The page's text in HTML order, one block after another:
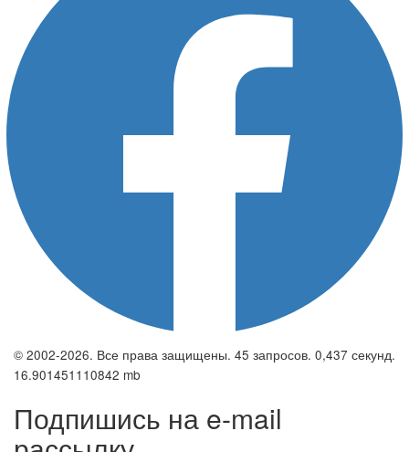
© 2002-2026. Все права защищены. 45 запросов. 0,437 секунд.
16.901451110842 mb
Подпишись на e-mail